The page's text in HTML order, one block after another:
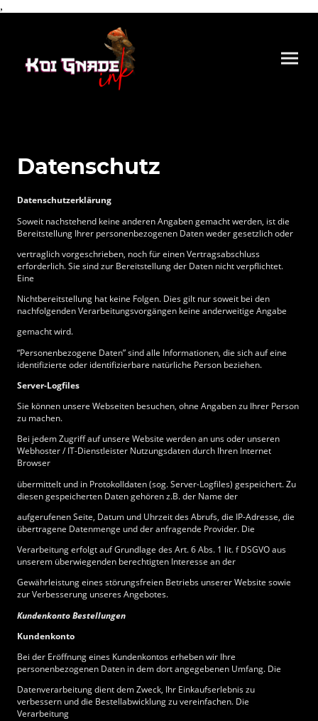
,
Datenschutz
Datenschutzerklärung
Soweit nachstehend keine anderen Angaben gemacht werden, ist die
Bereitstellung Ihrer personenbezogenen Daten weder gesetzlich oder
vertraglich vorgeschrieben, noch für einen Vertragsabschluss
erforderlich. Sie sind zur Bereitstellung der Daten nicht verpflichtet.
Eine
Nichtbereitstellung hat keine Folgen. Dies gilt nur soweit bei den
nachfolgenden Verarbeitungsvorgängen keine anderweitige Angabe
gemacht wird.
“Personenbezogene Daten” sind alle Informationen, die sich auf eine
identifizierte oder identifizierbare natürliche Person beziehen.
Server-Logfiles
Sie können unsere Webseiten besuchen, ohne Angaben zu Ihrer Person
zu machen.
Bei jedem Zugriff auf unsere Website werden an uns oder unseren
Webhoster / IT-Dienstleister Nutzungsdaten durch Ihren Internet
Browser
übermittelt und in Protokolldaten (sog. Server-Logfiles) gespeichert. Zu
diesen gespeicherten Daten gehören z.B. der Name der
aufgerufenen Seite, Datum und Uhrzeit des Abrufs, die IP-Adresse, die
übertragene Datenmenge und der anfragende Provider. Die
Verarbeitung erfolgt auf Grundlage des Art. 6 Abs. 1 lit. f DSGVO aus
unserem überwiegenden berechtigten Interesse an der
Gewährleistung eines störungsfreien Betriebs unserer Website sowie
zur Verbesserung unseres Angebotes.
Kundenkonto Bestellungen
Kundenkonto
Bei der Eröffnung eines Kundenkontos erheben wir Ihre
personenbezogenen Daten in dem dort angegebenen Umfang. Die
Datenverarbeitung dient dem Zweck, Ihr Einkaufserlebnis zu
verbessern und die Bestellabwicklung zu vereinfachen. Die
Verarbeitung